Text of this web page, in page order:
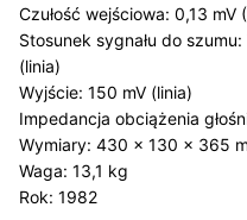
Czułość wejściowa: 0,13 mV
Stosunek sygnału do
(linia)
Wyjście: 150 mV (linia)
Impedancja obciążenia
Wymiary: 430 x 130 x 365
Waga: 13,1 kg
Rok: 1982